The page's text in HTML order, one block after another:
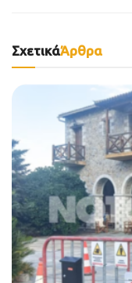
ΣχετικάΆρθρα